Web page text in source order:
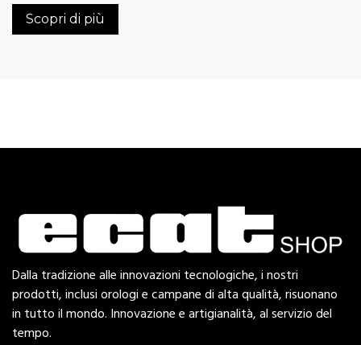
Scopri di più
Dalla tradizione alle innovazioni tecnologiche, i nostri
prodotti, inclusi orologi e campane di alta qualità, risuonano
in tutto il mondo. Innovazione e artigianalità, al servizio del
tempo.